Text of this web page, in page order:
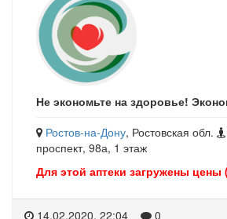
Не экономьте на здоровье!
Ростов-на-Дону, Ростовская обл.
проспект, 98а, 1 этаж
Для этой аптеки загружены цены
14.02.2020, 22:04 0